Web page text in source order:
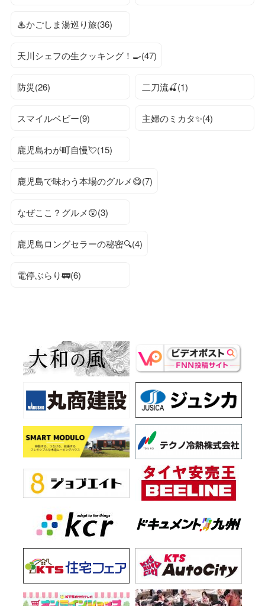
♨かごしま湯巡り旅(36)
天川シェフの生クッキング！🍳(47)
防災(26) 二刀流🍒(1)
スマイルベビー(9) 主婦のミカタ✨(4)
鹿児島わが町自慢💘(15)
鹿児島で味わう本場のグルメ😋(7)
なぜここ？グルメ😲(3)
鹿児島ロングセラーの秘密🔍(4)
電停ぶらり🚃(6)